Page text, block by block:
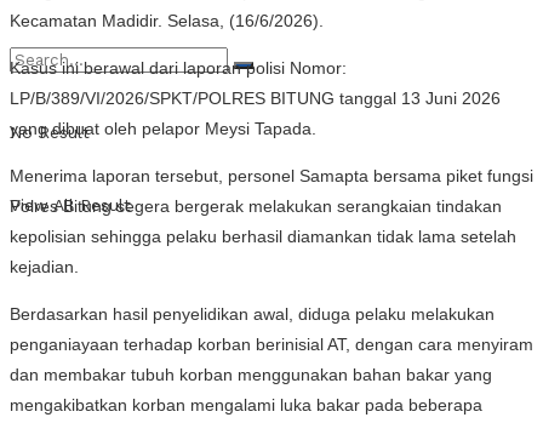
No Result
View All Result
Kecamatan Madidir. Selasa, (16/6/2026).
Kasus ini berawal dari laporan polisi Nomor:
LP/B/389/VI/2026/SPKT/POLRES BITUNG tanggal 13 Juni 2026
yang dibuat oleh pelapor Meysi Tapada.
Menerima laporan tersebut, personel Samapta bersama piket fungsi
Polres Bitung segera bergerak melakukan serangkaian tindakan
kepolisian sehingga pelaku berhasil diamankan tidak lama setelah
kejadian.
Berdasarkan hasil penyelidikan awal, diduga pelaku melakukan
penganiayaan terhadap korban berinisial AT, dengan cara menyiram
dan membakar tubuh korban menggunakan bahan bakar yang
mengakibatkan korban mengalami luka bakar pada beberapa